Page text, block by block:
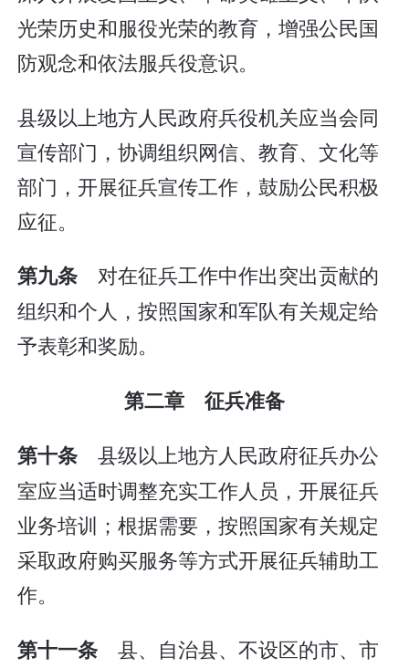
光荣历史和服役光荣的教育，增强公民国
防观念和依法服兵役意识。
县级以上地方人民政府兵役机关应当会同
宣传部门，协调组织网信、教育、文化等
部门，开展征兵宣传工作，鼓励公民积极
应征。
第九条 对在征兵工作中作出突出贡献的
组织和个人，按照国家和军队有关规定给
予表彰和奖励。
第二章 征兵准备
第十条 县级以上地方人民政府征兵办公
室应当适时调整充实工作人员，开展征兵
业务培训；根据需要，按照国家有关规定
采取政府购买服务等方式开展征兵辅助工
作。
第十一条 县、自治县、不设区的市、市